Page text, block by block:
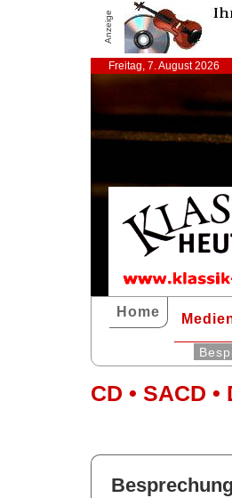
Anzeige
Freitag, 7. August 2026
Home
CD • SACD